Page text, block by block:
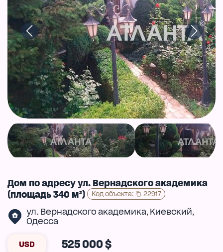
Дом по адресу ул. Вернадского академика
(площадь 340 м²)
Код объекта: 22917
ул. Вернадского академика, Киевский,
Одесса
USD 525 000 $